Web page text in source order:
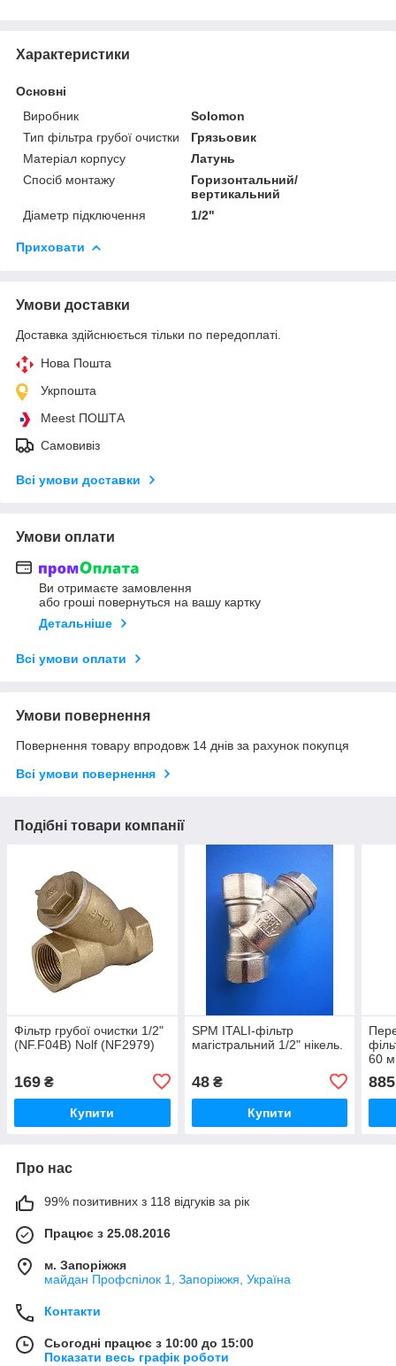
Характеристики
Основні
Виробник
Solomon
Тип фільтра грубої очистки
Грязьовик
Матеріал корпусу
Латунь
Спосіб монтажу
Горизонтальний/
вертикальний
Діаметр підключення
1/2"
Приховати
Умови доставки
Доставка здійснюється тільки по передоплаті.
Нова Пошта
Укрпошта
Meest ПОШТА
Самовивіз
Всі умови доставки
Умови оплати
Ви отримаєте замовлення
або гроші повернуться на вашу картку
Детальніше
Всі умови оплати
Умови повернення
Повернення товару впродовж 14 днів за рахунок покупця
Всі умови повернення
Подібні товари компанії
Фільтр грубої очистки 1/2"
(NF.F04B) Nolf (NF2979)
169 ₴
Купити
SPM ITALI-фільтр
магістральний 1/2" нікель.
48₴
Купити
60
885
Про нас
99% позитивних з 118 відгуків за рік
Працює з 25.08.2016
м. Запоріжжя
майдан Профспілок 1, Запоріжжя, Україна
Контакти
Сьогодні працює з 10:00 до 15:00
Показати весь графік роботи